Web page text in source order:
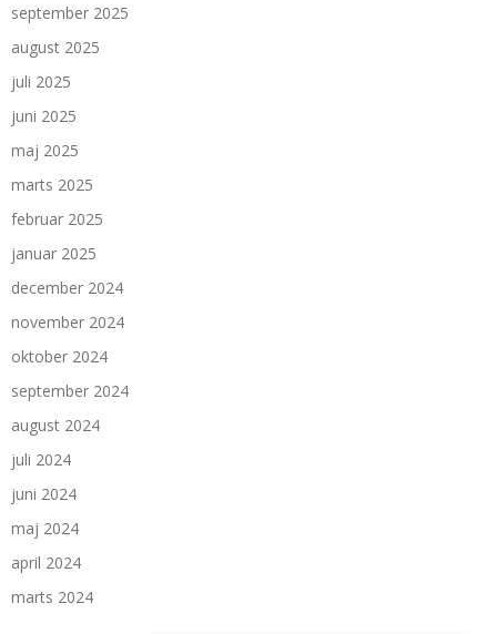
september 2025
august 2025
juli 2025
juni 2025
maj 2025
marts 2025
februar 2025
januar 2025
december 2024
november 2024
oktober 2024
september 2024
august 2024
juli 2024
juni 2024
maj 2024
april 2024
marts 2024